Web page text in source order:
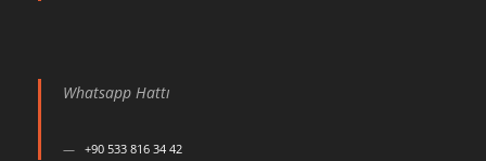
Whatsapp Hattı
+90 533 816 34 42